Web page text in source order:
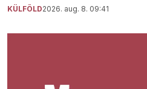
KÜLFÖLD2026. aug. 8. 09:41